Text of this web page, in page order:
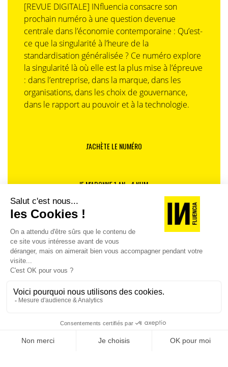
[REVUE DIGITALE] INfluencia consacre son
prochain numéro à une question devenue
centrale dans l’économie contemporaine : Qu’est-
ce que la singularité à l’heure de la
standardisation généralisée ? Ce numéro explore
la singularité là où elle est la plus mise à l’épreuve
: dans l’entreprise, dans la marque, dans les
organisations, dans les choix de gouvernance,
dans le rapport au pouvoir et à la technologie.
J'ACHÈTE LE NUMÉRO
JE M'ABONNE 1 AN - 4 NUM.
JE DÉCOUVRE LES NUMÉROS PRÉCÉDENTS
Je suis déjà abonné(e) :je consulte la revue en